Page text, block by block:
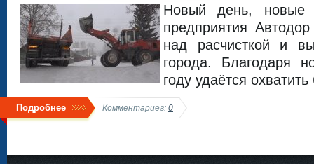
Новый день, новые
предприятия
над расчисткой и
города. Благодаря
году удаётся
Подробнее Комментариев: 0